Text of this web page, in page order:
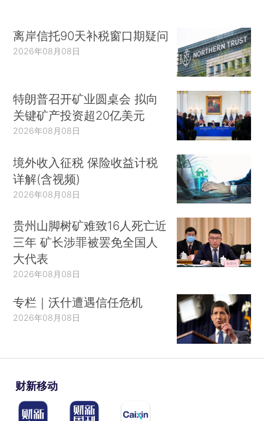
离岸信托90天补税窗口期疑问
2026年08月08日
特朗普召开矿业圆桌会 拟向
关键矿产投资超20亿美元
2026年08月08日
境外收入征税 保险收益计税
详解(含视频)
2026年08月08日
贵州山脚树矿难致16人死亡近
三年 矿长涉罪被罢免全国人
大代表
2026年08月08日
专栏｜沃什遭遇信任危机
2026年08月08日
财新移动